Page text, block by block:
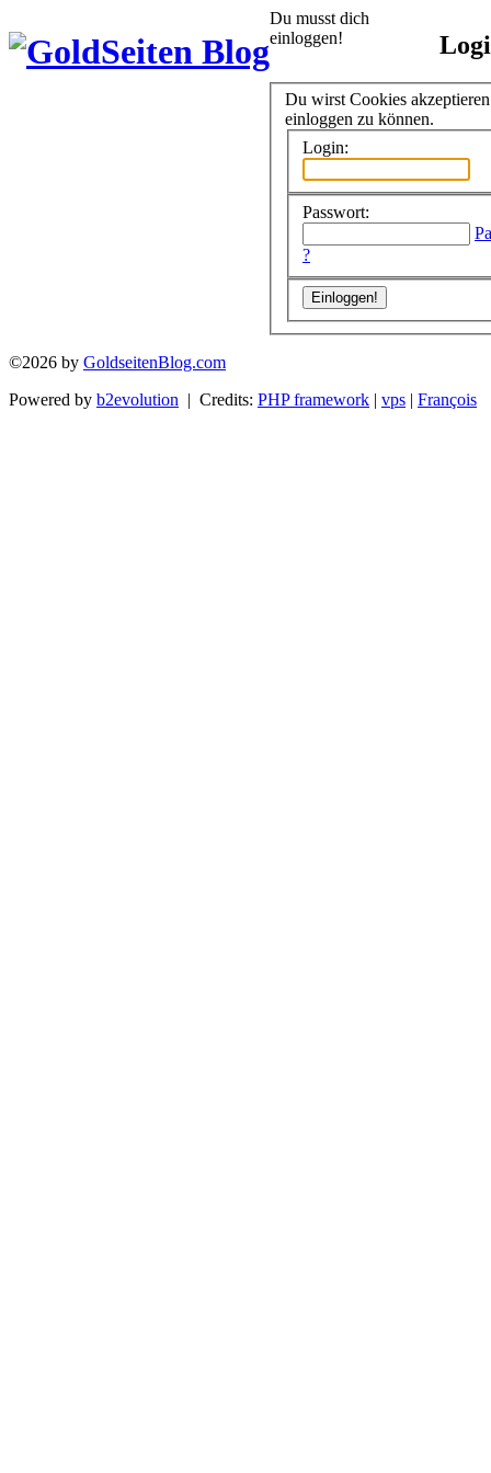
Du musst dich
einloggen!
Du wirst Cookies
einloggen zu können.
Login:
Passwort:
?
©2026 by GoldseitenBlog.com
Powered by b2evolution | Credits: PHP framework | vps | François